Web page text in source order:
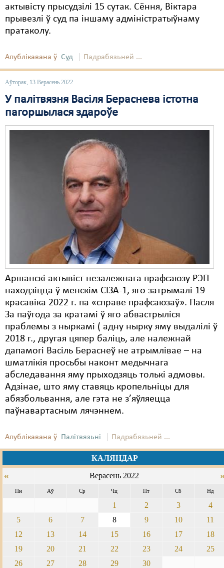
актывісту прысудзілі 15 сутак. Сёння, Віктара
прывезлі ў суд па іншаму адміністратыўнаму
пратаколу.
Апублікавана ў Суд Падрабязьней ...
Аўторак, 13 Верасень 2022
У палітвязня Васіля Бераснева істотна
пагоршылася здароўе
Аршанскі актывіст незалежнага прафсаюзу РЭП
находзіцца ў менскім СІЗА-1, яго затрымалі 19
красавіка 2022 г. па «справе прафсаюзаў». Пасля
За паўгода за кратамі ў яго абвастрыліся
праблемы з ныркамі ( адну нырку яму выдалілі ў
2018 г., другая цяпер баліць, але належнай
дапамогі Васіль Бераснеў не атрымлівае – на
шматлікія просьбы наконт медычнага
абследавання яму прыходзяць толькі адмовы.
Адзінае, што яму ставяць кропельніцы для
абязбольвання, але гэта не з’яўляецца
паўнавартасным лячэннем.
Апублікавана ў Палітвязьні Падрабязьней ...
КАЛЯНДАР
« Верасень 2022
Пн Аў Ср Чц Пт Сб Нд
1 2 3
4
5
6 7 8 9 10
11
12
13 14 15 16 17
18
19
20 21 22 23 24
25
26
27 28 29 30